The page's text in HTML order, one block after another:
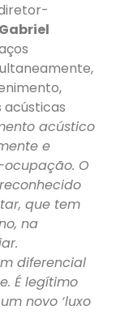
Gabriel
acústicas
acústico
e
O
que tem
na
diferencial
É legítimo
novo ‘luxo